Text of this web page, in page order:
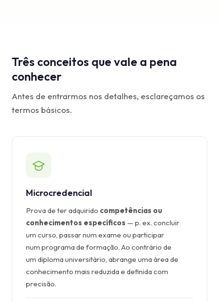
Suporte
Três conceitos que vale a pena
conhecer
Antes de entrarmos nos detalhes, esclareçamos os
termos básicos.
Microcredencial
Prova de ter adquirido competências ou
conhecimentos específicos — p. ex. concluir
um curso, passar num exame ou participar
num programa de formação. Ao contrário de
um diploma universitário, abrange uma área de
conhecimento mais reduzida e definida com
precisão.